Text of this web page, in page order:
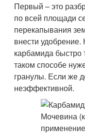
Первый – это
по всей площади
перекапывания
внести
карбамида быстро
таком способе
гранулы. Если же
неэффективной.